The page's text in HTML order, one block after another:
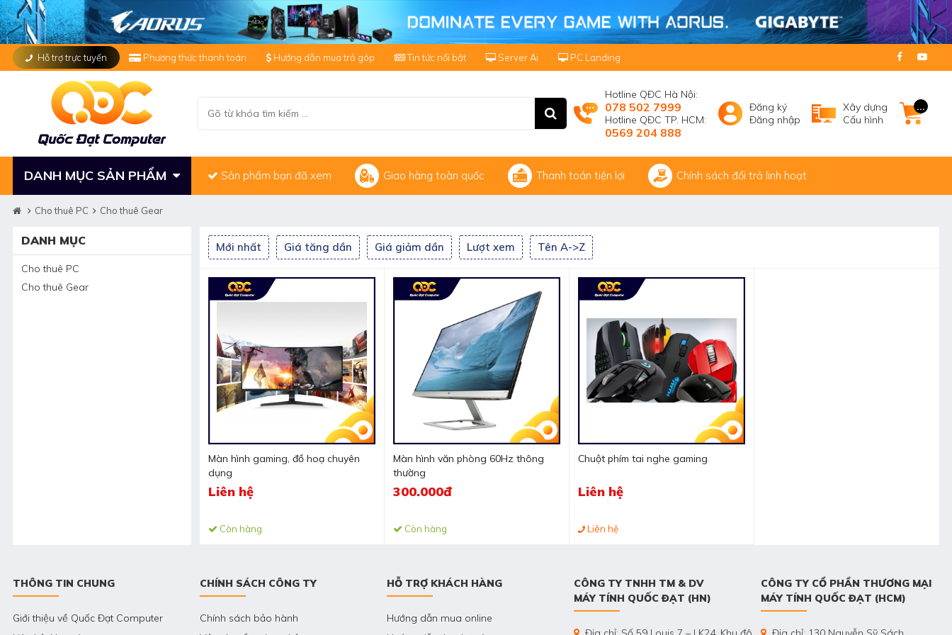
Hỗ trợ trực tuyến Phương thức thanh toán Hướng dẫn mua trả góp Tin tức nổi bật Server Ai PC Landing
Hotline QĐC Hà Nội:
078 502 7999
Hotline QĐC TP. HCM:
0569 204 888
Đăng ký
Đăng nhập
Xây dựng
Cấu hình
...
DANH MỤC SẢN PHẨM Sản phẩm bạn đã xem Giao hàng toàn quốc Thanh toán tiện lợi Chính sách đổi trả linh hoạt
Cho thuê PC Cho thuê Gear
DANH MỤC
Cho thuê PC
Cho thuê Gear
Mới nhất Giá tăng dần Giá giảm dần Lượt xem Tên A->Z
Màn hình gaming, đồ hoạ chuyên
dụng
Liên hệ
Còn hàng
Màn hình văn phòng 60Hz thông
thường
300.000đ
Còn hàng
Chuột phím tai nghe gaming
Liên hệ
Liên hệ
THÔNG TIN CHUNG
Giới thiệu về Quốc Đạt Computer
CHÍNH SÁCH CÔNG TY
Chính sách bảo hành
HỖ TRỢ KHÁCH HÀNG
Hướng dẫn mua online
CÔNG TY TNHH TM & DV
MÁY TÍNH QUỐC ĐẠT (HN)
CÔNG TY CỔ PHẦN THƯƠNG MẠI
MÁY TÍNH QUỐC ĐẠT (HCM)